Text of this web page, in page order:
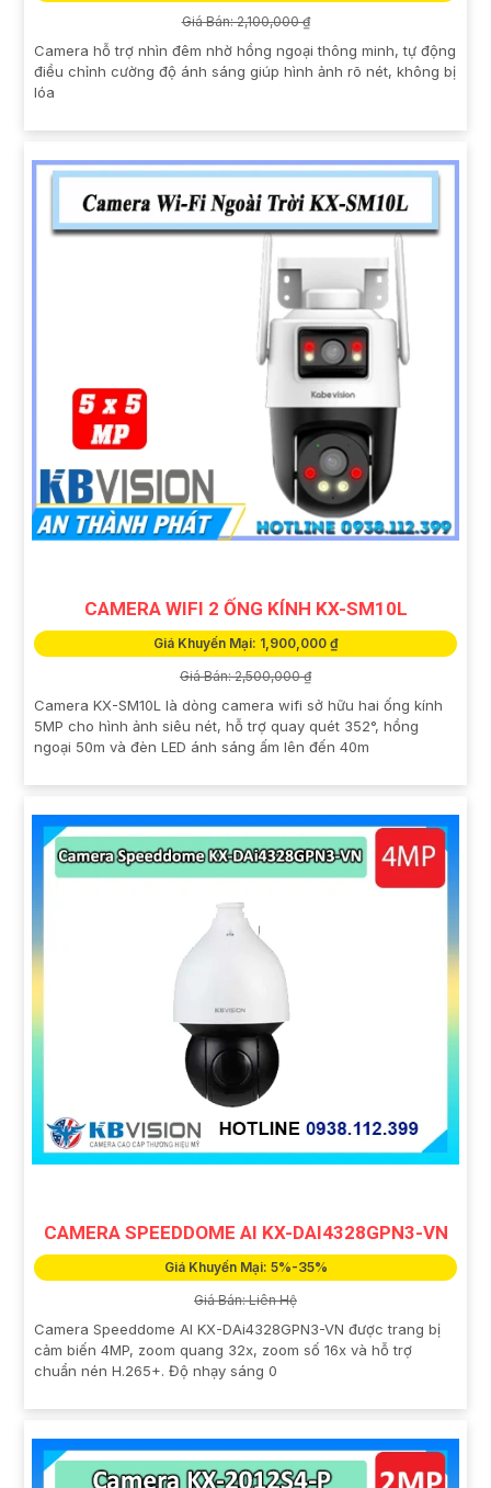
Giá Bán: 2,100,000 ₫
Camera hỗ trợ nhìn đêm nhờ hồng ngoại thông minh, tự động
điều chỉnh cường độ ánh sáng giúp hình ảnh rõ nét, không bị
lóa
CAMERA WIFI 2 ỐNG KÍNH KX-SM10L
Giá Khuyến Mại: 1,900,000 ₫
Giá Bán: 2,500,000 ₫
Camera KX-SM10L là dòng camera wifi sở hữu hai ống kính
5MP cho hình ảnh siêu nét, hỗ trợ quay quét 352°, hồng
ngoại 50m và đèn LED ánh sáng ấm lên đến 40m
CAMERA SPEEDDOME AI KX-DAI4328GPN3-VN
Giá Khuyến Mại: 5%-35%
Giá Bán: Liên Hệ
Camera Speeddome AI KX-DAi4328GPN3-VN được trang bị
cảm biến 4MP, zoom quang 32x, zoom số 16x và hỗ trợ
chuẩn nén H.265+. Độ nhạy sáng 0